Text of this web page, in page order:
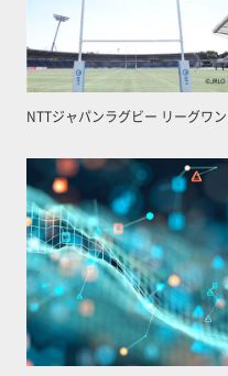
NTTジャパンラグビー リーグワン